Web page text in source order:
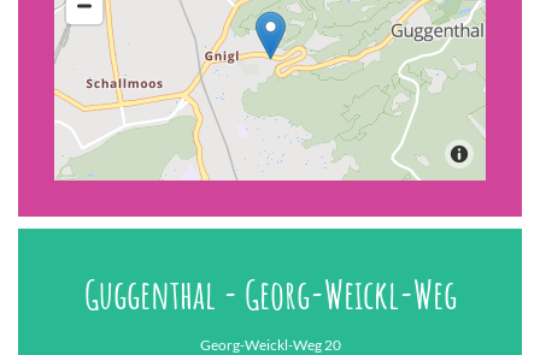
Guggenthal - Georg-Weickl-Weg
Georg-Weickl-Weg 20